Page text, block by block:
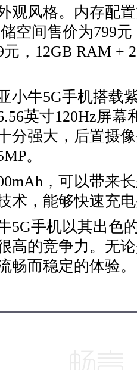
观风格。内存配
空间售价为799
，12GB RAM +
小牛5G手机搭载
英寸120Hz屏幕
分强大，后置摄
。
，可以带来
术，能够快速充
5G手机以其出色
高的竞争力。无
畅而稳定的体验。